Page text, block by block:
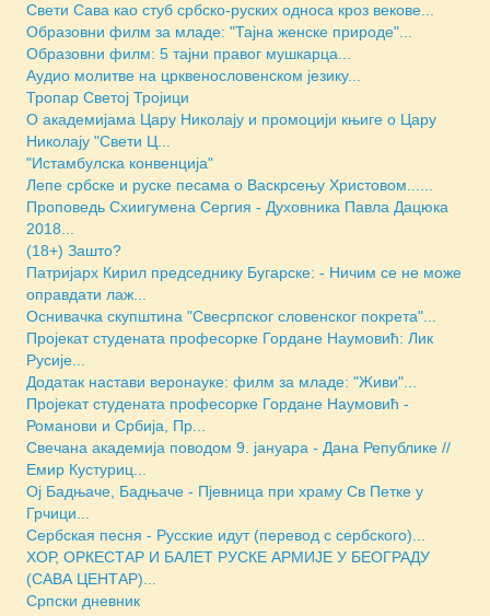
Свети Сава као стуб србско-руских односа кроз векове...
Образовни филм за младе: "Тајна женске природе"...
Образовни филм: 5 тајни правог мушкарца...
Аудио молитве на црквенословенском језику...
Тропар Светој Тројици
О академијама Цару Николају и промоцији књиге о Цару
Николају "Свети Ц...
"Истамбулска конвенција"
Лепе србске и руске песама о Васкрсењу Христовом......
Проповедь Схиигумена Сергия - Духовника Павла Дацюка
2018...
(18+) Зашто?
Патријарх Кирил председнику Бугарске: - Ничим се не може
оправдати лаж...
Оснивачка скупштина "Свесрпског словенског покрета"...
Пројекат студената професорке Гордане Наумовић: Лик
Русије...
Додатак настави веронауке: филм за младе: "Живи"...
Пројекат студената професорке Гордане Наумовић -
Романови и Србија, Пр...
Свечана академија поводом 9. јануара - Дана Републике //
Емир Кустуриц...
Ој Бадњаче, Бадњаче - Пјевница при храму Св Петке у
Грчици...
Сербская песня - Русские идут (перевод с сербского)...
ХОР, ОРКЕСТАР И БАЛЕТ РУСКЕ АРМИЈЕ У БЕОГРАДУ
(САВА ЦЕНТАР)...
Српски дневник